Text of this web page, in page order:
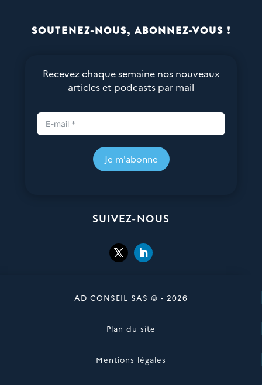
SOUTENEZ-NOUS, ABONNEZ-VOUS !
Recevez chaque semaine nos nouveaux
articles et podcasts par mail
Je m'abonne
SUIVEZ-NOUS
AD CONSEIL SAS © - 2026
Plan du site
Mentions légales